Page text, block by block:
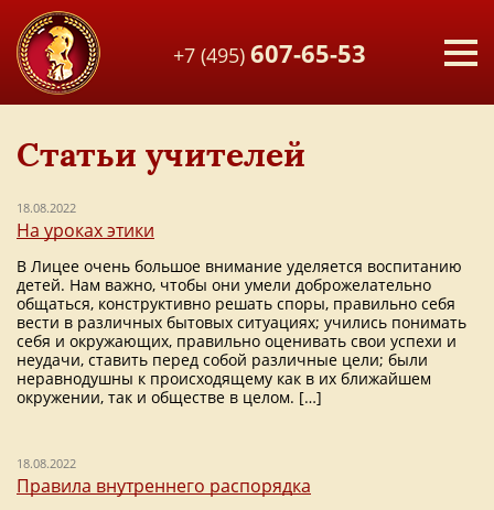
+7 (495) 607-65-53
Статьи учителей
18.08.2022
На уроках этики
В Лицее очень большое внимание уделяется воспитанию
детей. Нам важно, чтобы они умели доброжелательно
общаться, конструктивно решать споры, правильно себя
вести в различных бытовых ситуациях; учились понимать
себя и окружающих, правильно оценивать свои успехи и
неудачи, ставить перед собой различные цели; были
неравнодушны к происходящему как в их ближайшем
окружении, так и обществе в целом. […]
18.08.2022
Правила внутреннего распорядка